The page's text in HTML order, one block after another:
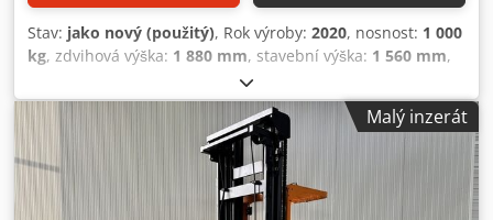
Stav: jako nový (použitý), Rok výroby: 2020, nosnost: 1 000
kg, zdvihová výška: 1 880 mm, stavební výška: 1 560 mm,
, typ paliva:
stožáru:duplex, Výrobce + model: TOYOTA OSE 100 Stožár:
2W1880 ID: 25110.8747 Kategorie: Použité Typ stožáru: 2W
Snížená výška: 1560 mm Výška zdvihu: 1880 mm Nosnost:
1000 kg Výška plošiny: 1200 mm Výška vychystávání: 2800
mm Codpjzq Ul Hsfx Am Esrf Initializace: Ano Šířka kabiny:
Malý inzerát